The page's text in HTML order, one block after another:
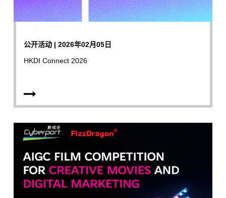
公开活动 | 2026年02月05日
HKDI Connect 2026